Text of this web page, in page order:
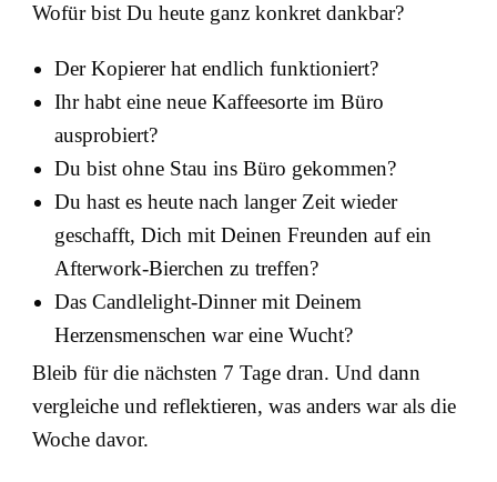
Wofür bist Du heute ganz konkret dankbar?
Der Kopierer hat endlich funktioniert?
Ihr habt eine neue Kaffeesorte im Büro
ausprobiert?
Du bist ohne Stau ins Büro gekommen?
Du hast es heute nach langer Zeit wieder
geschafft, Dich mit Deinen Freunden auf ein
Afterwork-Bierchen zu treffen?
Das Candlelight-Dinner mit Deinem
Herzensmenschen war eine Wucht?
Bleib für die nächsten 7 Tage dran. Und dann
vergleiche und reflektieren, was anders war als die
Woche davor.